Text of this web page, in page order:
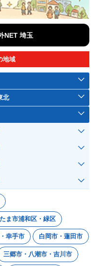
NET 埼玉
地域
北
ま市浦和区・緑区
幸手市 白岡市・蓮田市
三郷市・八潮市・吉川市